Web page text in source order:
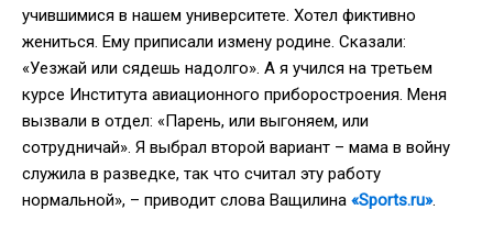
учившимися в нашем университете. Хотел фиктивно
жениться. Ему приписали измену родине. Сказали:
«Уезжай или сядешь надолго». А я учился на третьем
курсе Института авиационного приборостроения. Меня
вызвали в отдел: «Парень, или выгоняем, или
сотрудничай». Я выбрал второй вариант – мама в войну
служила в разведке, так что считал эту работу
нормальной», – приводит слова Ващилина «Sports.ru».